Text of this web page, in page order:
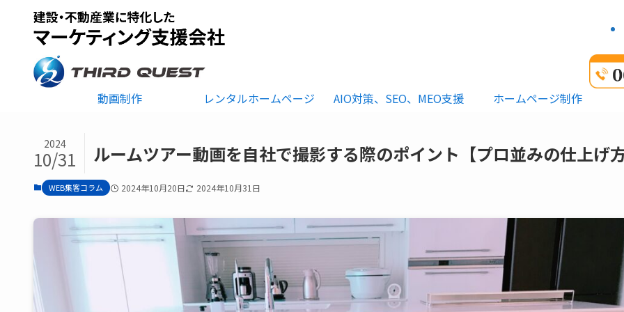
動画制作 レンタルホームページ AIO対策、SEO、MEO支援 ホームページ制作
ルームツアー動画を自社で撮影する際のポイント【プロ並みの仕上げ
2024
10/31
WEB集客コラム 2024年10月20日 2024年10月31日